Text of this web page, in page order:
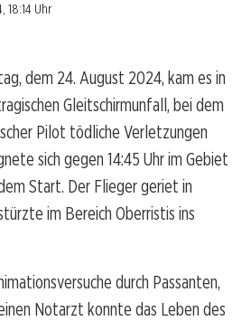
18:14 Uhr
dem 24. August 2024, kam es in
Gleitschirmunfall, bei dem
Pilot tödliche Verletzungen
sich gegen 14:45 Uhr im Gebiet
Start. Der Flieger geriet in
im Bereich Oberristis ins
durch Passanten,
Notarzt konnte das Leben des